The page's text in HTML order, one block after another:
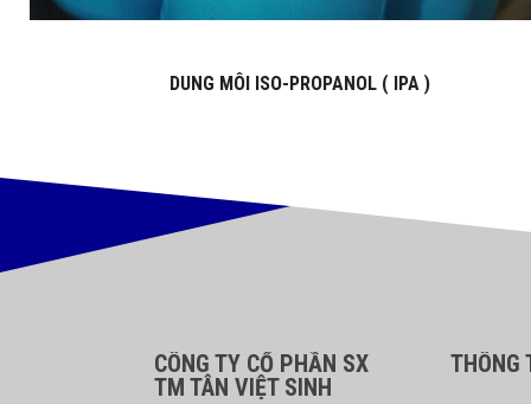
DUNG MÔI ISO-PROPANOL ( IPA )
CÔNG TY CỔ PHẦN SX
TM TÂN VIỆT SINH
THÔNG